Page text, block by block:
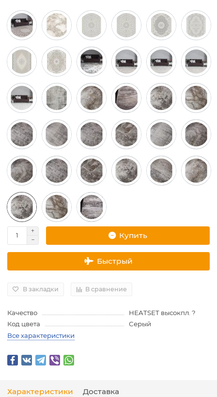
Купить
Быстрый
В закладки В сравнение
Качество
HEATSET высокпл. ?
Код цвета
Серый
Все характеристики
Характеристики Доставка